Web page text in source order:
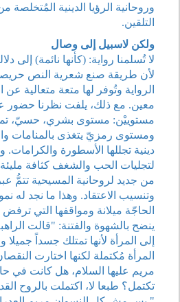
وروحانية الرؤيا الدينية
التلقين.
ولكن لاسبيل إلى وصال
لا تُسلمنا رواية: (كأنها نائمة) إلى
لأن طريقة صنع شعرية النص
الرواية وتُوفر لها متعة متعالية
معين. مع ذلك، يلفت نظرنا
مستوييْن: مستوى بشري، حسيّ،
ومستوى رمزيّ يتغذى بالمنامات
دينية تجللها الأسطورة
لتجليات الحب والشغف كثافة مليئة
من جديد لروحانية المسيحية تتمُّ
وتنسيب الاعتقاد. وهذا ما نجد له
الحاجّة ميلانة ومواقفها التي
ينضح بالشهوة والفتنة: "قالت
إلى المرأة لأنها تمتلك جسداً جميلا
المرأة مُكتملة لكنها اختارت
مريم عليها السلام، هل كانت في
تكتمل؟ طبعا لا، اكتملت بالروح